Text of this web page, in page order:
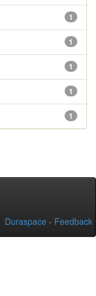
1
1
1
1
1
Duraspace - Feedback